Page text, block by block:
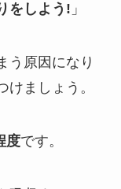
をしよう! 」
う原因になり
けましょう。
度です。